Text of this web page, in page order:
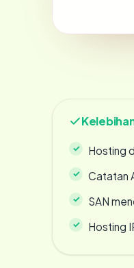
Hosting
Catatan
SAN
Hosting